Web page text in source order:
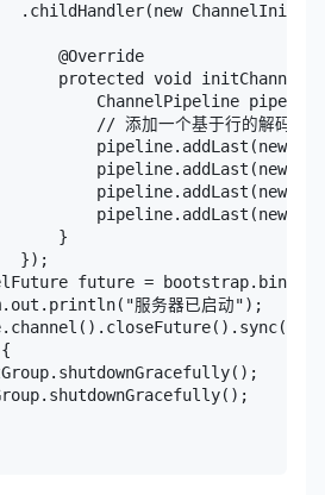
.childHandler(new
@Override
protected void
ChannelPipeline
// 添加一个基于行的解码器
pipeline.addLast(new
pipeline.addLast(new
pipeline.addLast(new
pipeline.addLast(new
}
});
future =
服务器已启动");